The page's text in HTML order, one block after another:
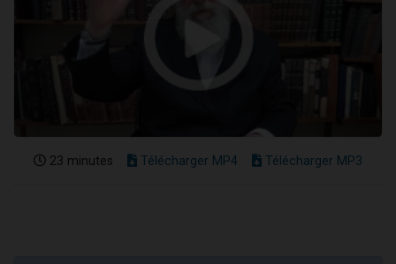
23 minutes Télécharger MP4 Télécharger MP3